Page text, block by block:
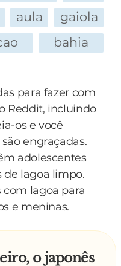
aula
gaiola
bahia
para fazer com
Reddit, incluindo
os e você
engraçadas.
adolescentes
de lagoa limpo.
lagoa para
e meninas.
o japonês